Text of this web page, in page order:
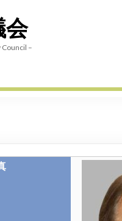
会
–